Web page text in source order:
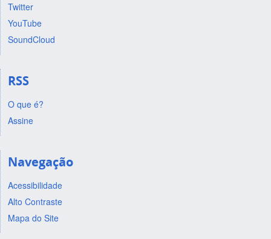
Twitter
YouTube
SoundCloud
RSS
O que é?
Assine
Navegação
Acessibilidade
Alto Contraste
Mapa do Site